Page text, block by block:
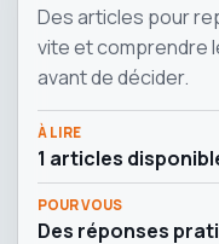
Des articles pour
vite et comprendre
avant de décider.
À LIRE
1 articles
POUR VOUS
Des réponses